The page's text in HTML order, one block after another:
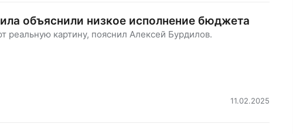
объяснили низкое исполнение бюджета
реальную картину, пояснил Алексей Бурдилов.
11.02.2025